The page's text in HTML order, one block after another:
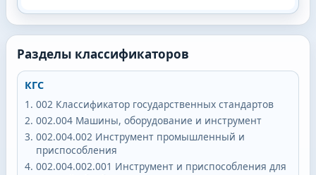
Разделы классификаторов
КГС
002 Классификатор государственных стандартов
002.004 Машины, оборудование и инструмент
002.004.002 Инструмент промышленный и
приспособления
002.004.002.001 Инструмент и приспособления для